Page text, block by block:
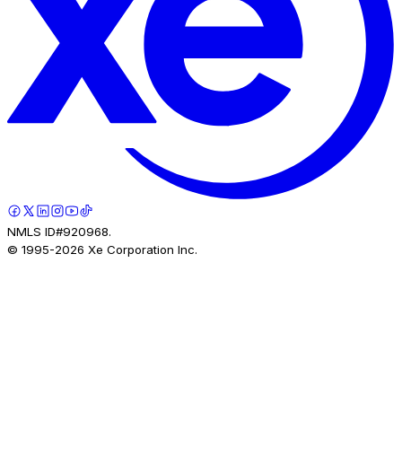
NMLS ID#920968.
© 1995-2026 Xe Corporation Inc.